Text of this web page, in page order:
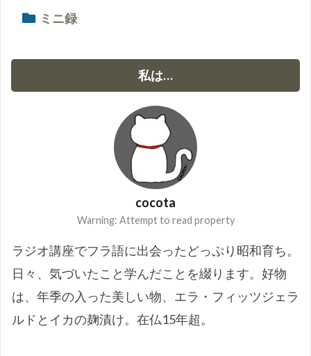
ミニ録
私は…
cocota
Warning: Attempt to read property
ラジオ講座でフラ語に出会ったどっぷり昭和育ち。
日々、気づいたこと学んだことを綴ります。好物
は、年季の入った美しい物、エラ・フィッツジェラ
ルドとイカの麹漬け。在仏15年超。